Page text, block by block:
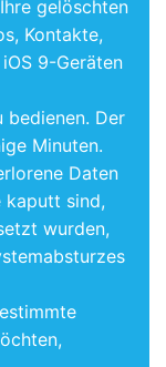
gelöschten
Kontakte,
9-Geräten
bedienen. Der
Minuten.
Daten
kaputt sind,
wurden,